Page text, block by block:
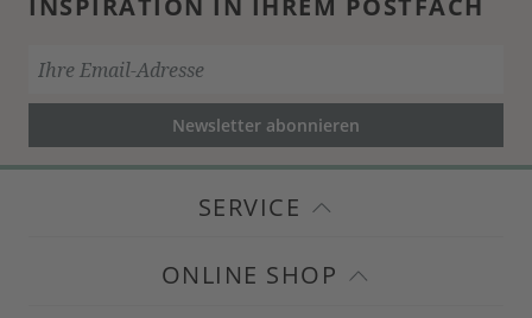
INSPIRATION IN IHREM POSTFACH
Newsletter abonnieren
SERVICE
ONLINE SHOP